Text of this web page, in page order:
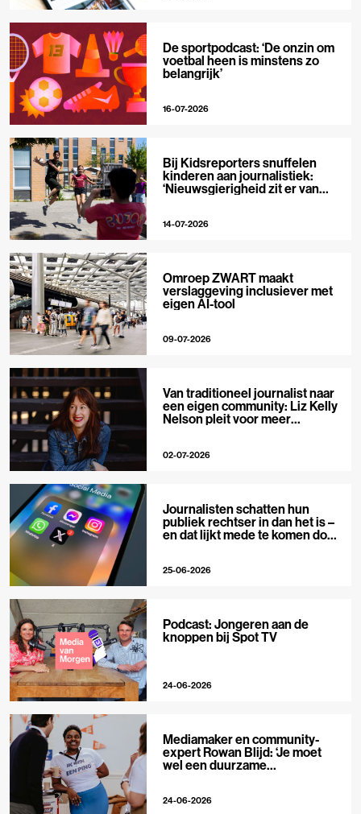
De sportpodcast: ‘De onzin om
voetbal heen is minstens zo
belangrijk’
16-07-2026
Bij Kidsreporters snuffelen
kinderen aan journalistiek:
‘Nieuwsgierigheid zit er van
14-07-2026
Omroep ZWART maakt
verslaggeving inclusiever met
eigen AI-tool
09-07-2026
Van traditioneel journalist naar
een eigen community: Liz Kelly
Nelson pleit voor meer
02-07-2026
Journalisten schatten hun
publiek rechtser in dan het is –
en dat lijkt mede te komen door
25-06-2026
Podcast: Jongeren aan de
knoppen bij Spot TV
24-06-2026
Mediamaker en community-
expert Rowan Blijd: ‘Je moet
wel een duurzame
24-06-2026